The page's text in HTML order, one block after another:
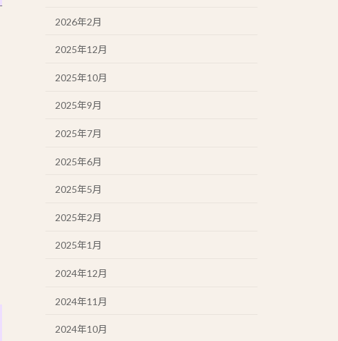
2026年2月
2025年12月
2025年10月
2025年9月
2025年7月
2025年6月
2025年5月
2025年2月
2025年1月
2024年12月
2024年11月
2024年10月